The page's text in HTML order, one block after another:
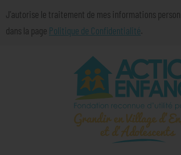
J'autorise le traitement de mes informations
dans la page Politique de Confidentialité.